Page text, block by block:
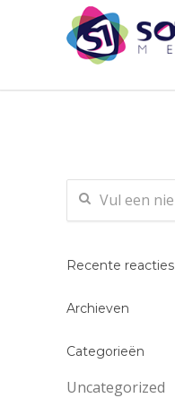
Recente reacties
Archieven
Categorieën
Uncategorized